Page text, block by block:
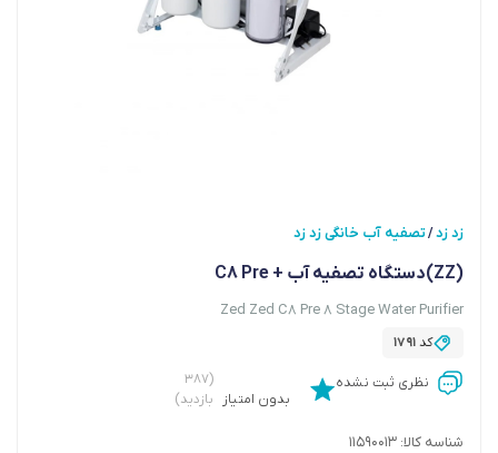
زد زد/تصفیه آب خانگی زد زد
(ZZ)دستگاه تصفیه آب + C8 Pre
Zed Zed C8 Pre 8 Stage Water Purifier
کد1791
نظری ثبت نشده
بدون امتیاز
(۳۸۷
بازدید)
شناسه کالا: 11590013